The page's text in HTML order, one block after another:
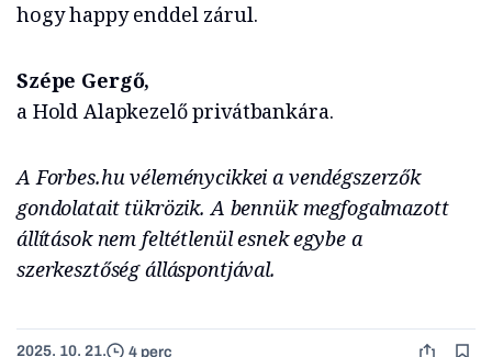
hogy happy enddel zárul.
Szépe Gergő,
a Hold Alapkezelő privátbankára.
A Forbes.hu véleménycikkei a vendégszerzők
gondolatait tükrözik. A bennük megfogalmazott
állítások nem feltétlenül esnek egybe a
szerkesztőség álláspontjával.
2025. 10. 21. 4 perc